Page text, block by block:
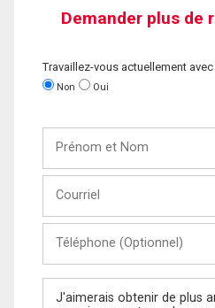
Demander plus de
Travaillez-vous actuellement
Non Oui
Nom
(Optionnel)
Message